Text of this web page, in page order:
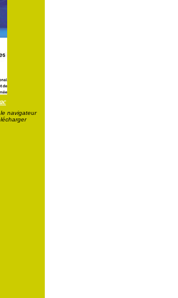
navigateur